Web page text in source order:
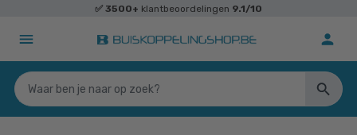
✅ 3500+ klantbeoordelingen 9.1/10